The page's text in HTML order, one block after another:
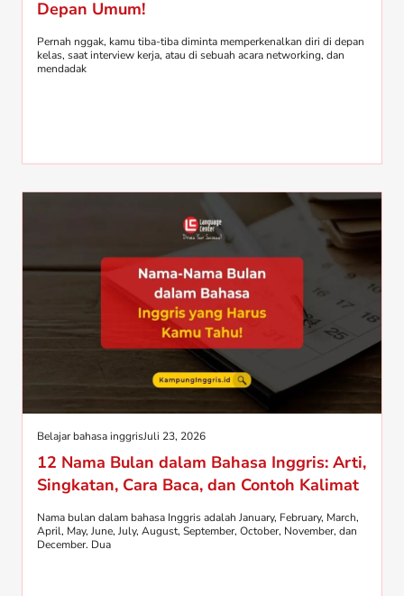
Depan Umum!
Pernah nggak, kamu tiba-tiba diminta memperkenalkan diri di depan
kelas, saat interview kerja, atau di sebuah acara networking, dan
mendadak
Belajar bahasa inggrisJuli 23, 2026
12 Nama Bulan dalam Bahasa Inggris: Arti,
Singkatan, Cara Baca, dan Contoh Kalimat
Nama bulan dalam bahasa Inggris adalah January, February, March,
April, May, June, July, August, September, October, November, dan
December. Dua